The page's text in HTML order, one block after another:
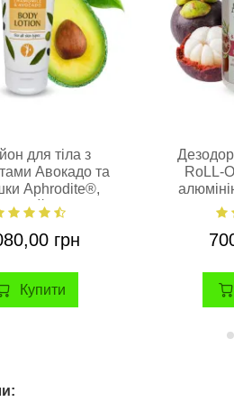
для тіла з
Авокадо та
Aphrodite®,
200 мл
грн
Купити
RoLL-